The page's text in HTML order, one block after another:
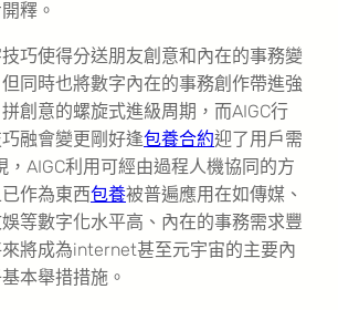
釋。
巧使得分送朋友創意和內在的事務變
同時也將數字內在的事務創作帶進強
創意的螺旋式進級周期，而AIGC行
融會變更剛好逢包養合約迎了用戶需
，AIGC利用可經由過程人機協同的方
作為東西包養被普遍應用在如傳媒、
等數字化水平高、內在的事務需求豐
將成為internet甚至元宇宙的主要內
本舉措措施。